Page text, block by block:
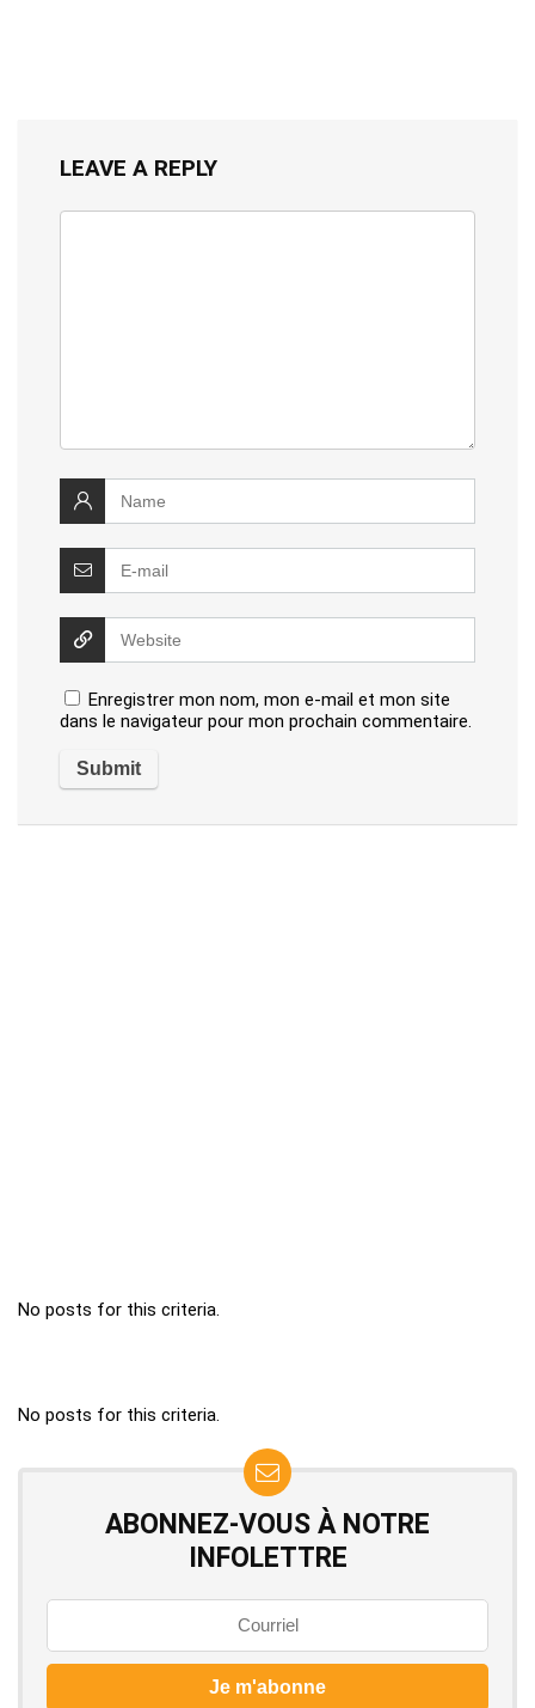
LEAVE A REPLY
Enregistrer mon nom, mon e-mail et mon site
dans le navigateur pour mon prochain commentaire.
No posts for this criteria.
No posts for this criteria.
ABONNEZ-VOUS À NOTRE
INFOLETTRE